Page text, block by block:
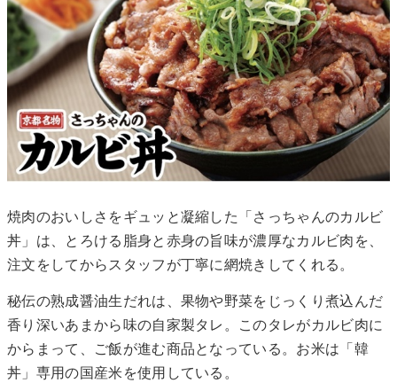
焼肉のおいしさをギュッと凝縮した「さっちゃんのカルビ
丼」は、とろける脂身と赤身の旨味が濃厚なカルビ肉を、
注文をしてからスタッフが丁寧に網焼きしてくれる。
秘伝の熟成醤油生だれは、果物や野菜をじっくり煮込んだ
香り深いあまから味の自家製タレ。このタレがカルビ肉に
からまって、ご飯が進む商品となっている。お米は「韓
丼」専用の国産米を使用している。